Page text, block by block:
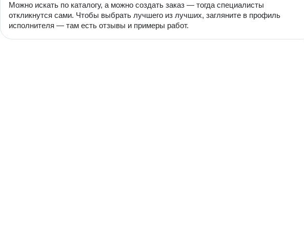
Можно искать по каталогу, а можно создать заказ — тогда специалисты
откликнутся сами. Чтобы выбрать лучшего из лучших, загляните в профиль
исполнителя — там есть отзывы и примеры работ.